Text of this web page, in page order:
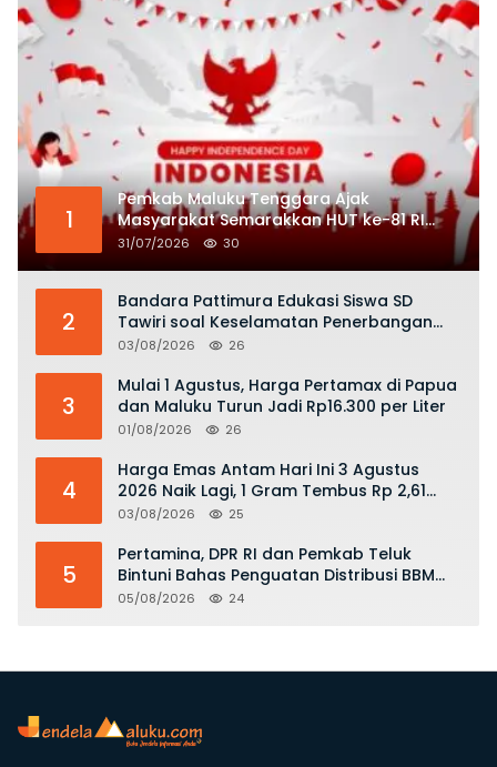
1
Pemkab Maluku Tenggara Ajak
Masyarakat Semarakkan HUT ke-81 RI
dengan Semangat Nasionalisme
31/07/2026 30
2
Bandara Pattimura Edukasi Siswa SD
Tawiri soal Keselamatan Penerbangan
dan Bahaya Bermain Layang-layang di
03/08/2026 26
3
Mulai 1 Agustus, Harga Pertamax di Papua
dan Maluku Turun Jadi Rp16.300 per Liter
01/08/2026 26
4
Harga Emas Antam Hari Ini 3 Agustus
2026 Naik Lagi, 1 Gram Tembus Rp 2,61
Juta
03/08/2026 25
5
Pertamina, DPR RI dan Pemkab Teluk
Bintuni Bahas Penguatan Distribusi BBM
dan LPG
05/08/2026 24